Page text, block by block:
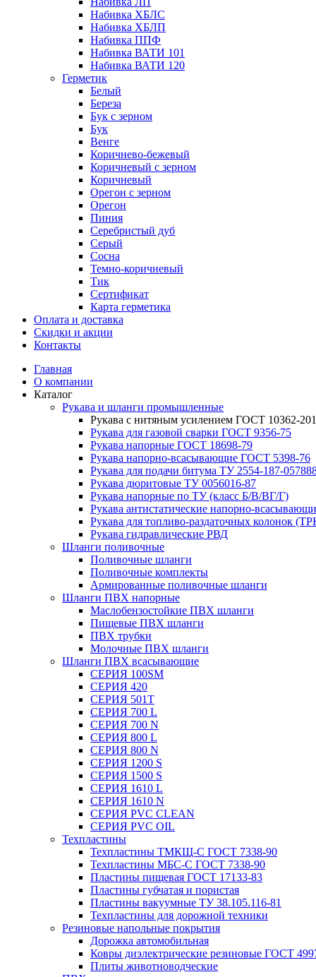
Набивка ХБЛС
Набивка ХБЛП
Набивка ППФ
Набивка ВАТИ 101
Набивка ВАТИ 120
Герметик
Белый
Береза
Бук с зерном
Бук
Венге
Коричнево-бежевый
Коричневый с зерном
Коричневый
Орегон с зерном
Орегон
Пиния
Серебристый дуб
Серый
Сосна
Темно-коричневый
Тик
Сертификат
Карта герметика
Оплата и доставка
Cкидки и акции
Контакты
Главная
О компании
Каталог
Рукава и шланги промышленные
Рукава с нитяным усилением ГОСТ 10362-
Рукава для газовой сварки ГОСТ 9356-75
Рукава напорные ГОСТ 18698-79
Рукава нaпорно-всасывающие ГОСТ 5398-76
Рукава для подачи битума ТУ 2554-187-
Рукава дюритовые ТУ 0056016-87
Рукава напорные по ТУ (класс Б/В/ВГ/Г)
Рукава антистатические напорно-
Рукава для топливо-раздаточных колонок
Рукава гидравлические РВД
Шланги поливочные
Поливочные шланги
Поливочные комплекты
Армированные поливочные шланги
Шланги ПВХ напорные
Маслобензостойкие ПВХ шланги
Пищевые ПВХ шланги
ПВХ трубки
Молочные ПВХ шланги
Шланги ПВХ всасывающие
СЕРИЯ 100SM
СЕРИЯ 420
СЕРИЯ 501T
СЕРИЯ 700 L
СЕРИЯ 700 N
СЕРИЯ 800 L
СЕРИЯ 800 N
СЕРИЯ 1200 S
СЕРИЯ 1500 S
СЕРИЯ 1610 L
СЕРИЯ 1610 N
СЕРИЯ PVC CLEAN
СЕРИЯ PVC OIL
Техпластины
Техпластины ТМКЩ-С ГОСТ 7338-90
Техпластины МБС-С ГОСТ 7338-90
Пластины пищевая ГОСТ 17133-83
Пластины губчатая и пористая
Пластины вакуумные ТУ 38.105.116-81
Техпластины для дорожной техники
Резиновые напольные покрытия
Дорожка автомобильная
Ковры диэлектрические резиновые ГОСТ
Плиты животноводческие